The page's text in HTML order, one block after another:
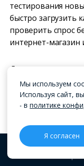
тестирования
быстро загрузить
проверить спрос
интернет-
Для крупных
дополнительным
используют для
клиентами,
в 2026 году
Мы используем
Используя сайт,
- в политике
Я согласен